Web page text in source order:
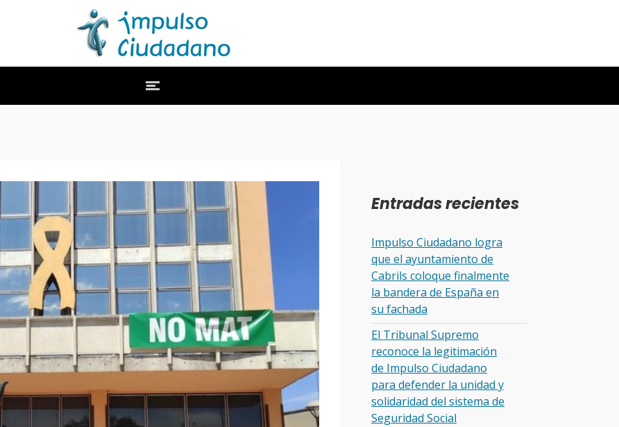
Entradas recientes
Impulso Ciudadano logra
que el ayuntamiento de
Cabrils coloque finalmente
la bandera de España en
su fachada
El Tribunal Supremo
reconoce la legitimación
de Impulso Ciudadano
para defender la unidad y
solidaridad del sistema de
Seguridad Social